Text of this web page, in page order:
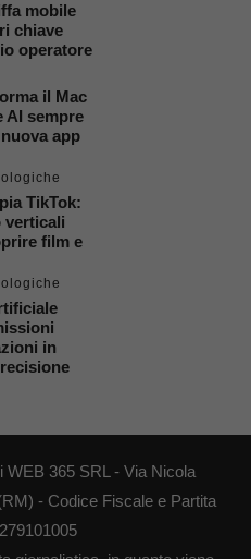
mobile
chiave
operatore
il Mac
AI sempre
app
TikTok:
verticali
film e
in
WEB 365 SRL - Via Nicola
- Codice Fiscale e Partita